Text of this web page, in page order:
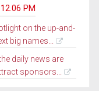
12.06 PM
on the up-and-
big names...
daily news are
sponsors...